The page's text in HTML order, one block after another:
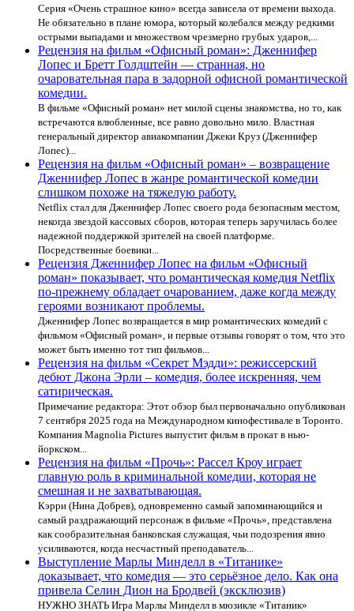
Серия «Очень страшное кино» всегда зависела от времени выхода.
Не обязательно в плане юмора, который колебался между редкими
острыми выпадами и множеством чрезмерно грубых ударов,...
Рецензия на фильм «Офисный роман»: Дженнифер
Лопес и Бретт Голдштейн — странная, но
очаровательная пара в задорной офисной романтической
комедии.
В фильме «Офисный роман» нет милой сцены знакомства, но то, как
встречаются влюбленные, все равно довольно мило. Властная
генеральный директор авиакомпании Джеки Круз (Дженнифер
Лопес)...
Рецензия на фильм «Офисный роман» – возвращение
Дженнифер Лопес в жанре романтической комедии
слишком похоже на тяжелую работу.
Netflix стал для Дженнифер Лопес своего рода безопасным местом,
некогда звездой кассовых сборов, которая теперь заручилась более
надежной поддержкой зрителей на своей платформе.
Посредственные боевики...
Рецензия Дженнифер Лопес на фильм «Офисный
роман» показывает, что романтическая комедия Netflix
по-прежнему обладает очарованием, даже когда между
героями возникают проблемы.
Дженнифер Лопес возвращается в мир романтических комедий с
фильмом «Офисный роман», и первые отзывы говорят о том, что это
может быть именно тот тип фильмов...
Рецензия на фильм «Секрет Мэдди»: режиссерский
дебют Джона Эрли – комедия, более искренняя, чем
сатирическая.
Примечание редактора: Этот обзор был первоначально опубликован
7 сентября 2025 года на Международном кинофестивале в Торонто.
Компания Magnolia Pictures выпустит фильм в прокат в нью-
йоркском...
Рецензия на фильм «Прочь»: Рассел Кроу играет
главную роль в криминальной комедии, которая не
смешная и не захватывающая.
Кэрри (Нина Добрев), одновременно самый запоминающийся и
самый раздражающий персонаж в фильме «Прочь», представлена
как сообразительная банковская служащая, чьи подозрения явно
усиливаются, когда несчастный преподаватель...
Выступление Марлы Минделл в «Титанике»
доказывает, что комедия — это серьёзное дело. Как она
привела Селин Дион на Бродвей (эксклюзив)
НУЖНО ЗНАТЬ Игра Марлы Минделл в мюзикле «Титаник»